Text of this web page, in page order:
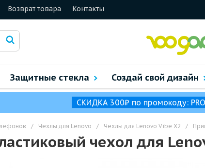
Возврат товара Контакты
Защитные стекла Создай свой дизайн
СКИДКА 300₽ по промокоду:
/ Чехлы для Lenovo / Чехлы для Lenovo Vibe X2 /
чехол для